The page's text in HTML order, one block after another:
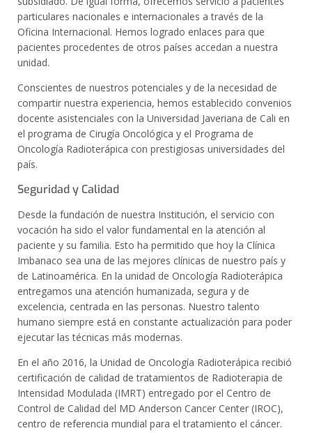
particulares nacionales e internacionales a través de la
Oficina Internacional. Hemos logrado enlaces para que
pacientes procedentes de otros países accedan a nuestra
unidad.
Conscientes de nuestros potenciales y de la necesidad de
compartir nuestra experiencia, hemos establecido convenios
docente asistenciales con la Universidad Javeriana de Cali en
el programa de Cirugía Oncológica y el Programa de
Oncología Radioterápica con prestigiosas universidades del
país.
Seguridad y Calidad
Desde la fundación de nuestra Institución, el servicio con
vocación ha sido el valor fundamental en la atención al
paciente y su familia. Esto ha permitido que hoy la Clínica
Imbanaco sea una de las mejores clínicas de nuestro país y
de Latinoamérica. En la unidad de Oncología Radioterápica
entregamos una atención humanizada, segura y de
excelencia, centrada en las personas. Nuestro talento
humano siempre está en constante actualización para poder
ejecutar las técnicas más modernas.
En el año 2016, la Unidad de Oncología Radioterápica recibió
certificación de calidad de tratamientos de Radioterapia de
Intensidad Modulada (IMRT) entregado por el Centro de
Control de Calidad del MD Anderson Cancer Center (IROC),
centro de referencia mundial para el tratamiento el cáncer.